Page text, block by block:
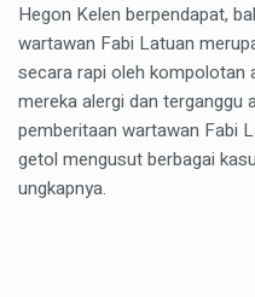
Hegon Kelen berpendapat,
wartawan Fabi Latuan
secara rapi oleh kompolotan
mereka alergi dan terganggu
pemberitaan wartawan Fabi
getol mengusut berbagai
ungkapnya.